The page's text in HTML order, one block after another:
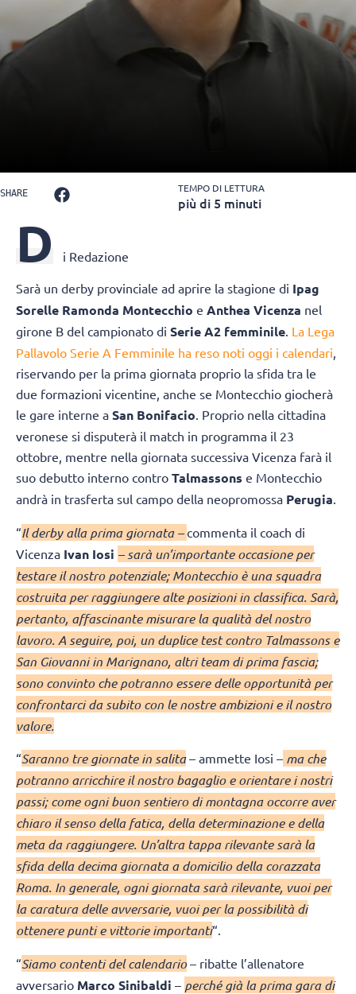
SHARE TEMPO DI LETTURA
più di 5 minuti
D i Redazione
Sarà un derby provinciale ad aprire la stagione di Ipag
Sorelle Ramonda Montecchio e Anthea Vicenza nel
girone B del campionato di Serie A2 femminile. La Lega
Pallavolo Serie A Femminile ha reso noti oggi i calendari,
riservando per la prima giornata proprio la sfida tra le
due formazioni vicentine, anche se Montecchio giocherà
le gare interne a San Bonifacio. Proprio nella cittadina
veronese si disputerà il match in programma il 23
ottobre, mentre nella giornata successiva Vicenza farà il
suo debutto interno contro Talmassons e Montecchio
andrà in trasferta sul campo della neopromossa Perugia.
“Il derby alla prima giornata –commenta il coach di
Vicenza Ivan Iosi – sarà un’importante occasione per
testare il nostro potenziale; Montecchio è una squadra
costruita per raggiungere alte posizioni in classifica. Sarà,
pertanto, affascinante misurare la qualità del nostro
lavoro. A seguire, poi, un duplice test contro Talmassons e
San Giovanni in Marignano, altri team di prima fascia;
sono convinto che potranno essere delle opportunità per
confrontarci da subito con le nostre ambizioni e il nostro
valore.
“Saranno tre giornate in salita– ammette Iosi – ma che
potranno arricchire il nostro bagaglio e orientare i nostri
passi; come ogni buon sentiero di montagna occorre aver
chiaro il senso della fatica, della determinazione e della
meta da raggiungere. Un’altra tappa rilevante sarà la
sfida della decima giornata a domicilio della corazzata
Roma. In generale, ogni giornata sarà rilevante, vuoi per
la caratura delle avversarie, vuoi per la possibilità di
ottenere punti e vittorie importanti“.
“Siamo contenti del calendario– ribatte l’allenatore
avversario Marco Sinibaldi – perché già la prima gara di